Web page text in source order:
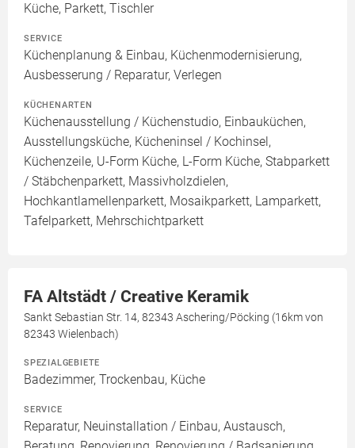
Küche, Parkett, Tischler
SERVICE
Küchenplanung & Einbau, Küchenmodernisierung,
Ausbesserung / Reparatur, Verlegen
KÜCHENARTEN
Küchenausstellung / Küchenstudio, Einbauküchen,
Ausstellungsküche, Kücheninsel / Kochinsel,
Küchenzeile, U-Form Küche, L-Form Küche, Stabparkett
/ Stäbchenparkett, Massivholzdielen,
Hochkantlamellenparkett, Mosaikparkett, Lamparkett,
Tafelparkett, Mehrschichtparkett
FA Altstädt / Creative Keramik
Sankt Sebastian Str. 14, 82343 Aschering/Pöcking (16km von
82343 Wielenbach)
SPEZIALGEBIETE
Badezimmer, Trockenbau, Küche
SERVICE
Reparatur, Neuinstallation / Einbau, Austausch,